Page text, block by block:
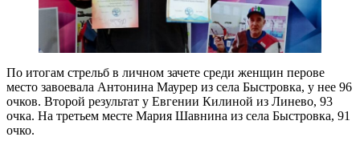
По итогам стрельб в личном зачете среди женщин перове
место завоевала Антонина Маурер из села Быстровка, у нее 96
очков. Второй результат у Евгении Килиной из Линево, 93
очка. На третьем месте Мария Шавнина из села Быстровка, 91
очко.